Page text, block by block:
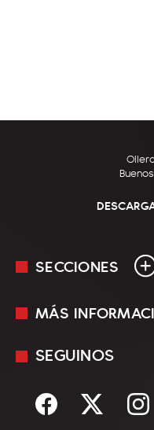
SECCIONES
En Vivo
Sociedad
MÁS
Mediakit
Términos y
SEGUINOS